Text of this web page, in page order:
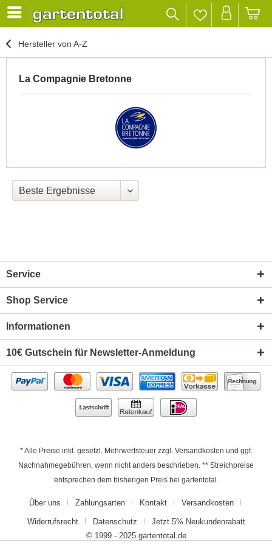
Hersteller von A-Z
La Compagnie Bretonne
Service
Shop Service
Informationen
10€ Gutschein für Newsletter-Anmeldung
* Alle Preise inkl. gesetzl. Mehrwertsteuer zzgl. Versandkosten und ggf.
Nachnahmegebühren, wenn nicht anders beschrieben. ** Streichpreise
entsprechen dem bisherigen Preis bei gartentotal.
Über uns Zahlungsarten Kontakt Versandkosten
Widerrufsrecht Datenschutz
Jetzt 5% Neukundenrabatt
© 1999 - 2025 gartentotal.de